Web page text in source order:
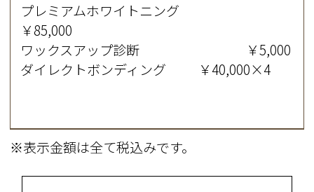
プレミアムホワイトニング
￥85,000
ワックスアップ診断 ￥5,000
ダイレクトボンディング ￥40,000×4
※表示金額は全て税込みです。